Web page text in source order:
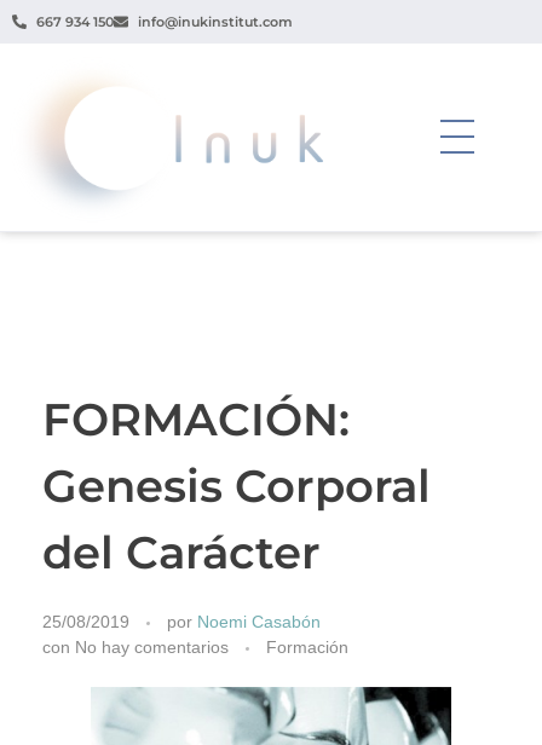
667 934 150 info@inukinstitut.com
FORMACIÓN:
Genesis Corporal
del Carácter
25/08/2019 por Noemi Casabón
con No hay comentarios Formación